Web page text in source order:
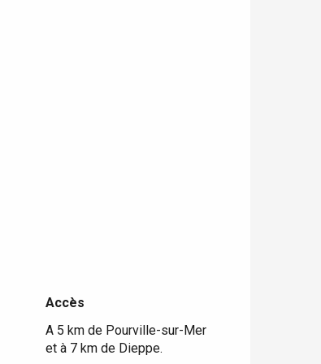
Accès
Accès
A 5 km de Pourville-sur-Mer
et à 7 km de Dieppe.